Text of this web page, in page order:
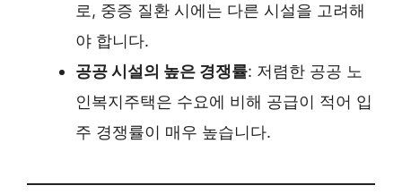
로, 중증 질환 시에는 다른 시설을 고려해
야 합니다.
공공 시설의 높은 경쟁률: 저렴한 공공 노
인복지주택은 수요에 비해 공급이 적어 입
주 경쟁률이 매우 높습니다.